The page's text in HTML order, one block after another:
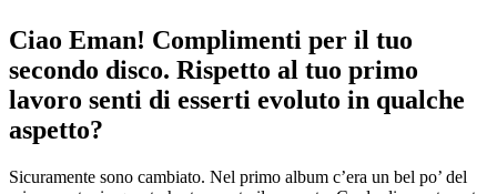
Ciao Eman! Complimenti per il tuo
secondo disco. Rispetto al tuo primo
lavoro senti di esserti evoluto in qualche
aspetto?
Sicuramente sono cambiato. Nel primo album c’era un bel po’ del